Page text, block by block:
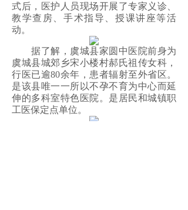
式后，医护人员现场开展了专家义诊、
教学查房、手术指导、授课讲座等活
动。
据了解，虞城县家圆中医院前身为
虞城县城郊乡宋小楼村郝氏祖传女科，
行医已逾80余年，患者辐射至外省区。
是该县唯一一所以不孕不育为中心而延
伸的多科室特色医院。是居民和城镇职
工医保定点单位。